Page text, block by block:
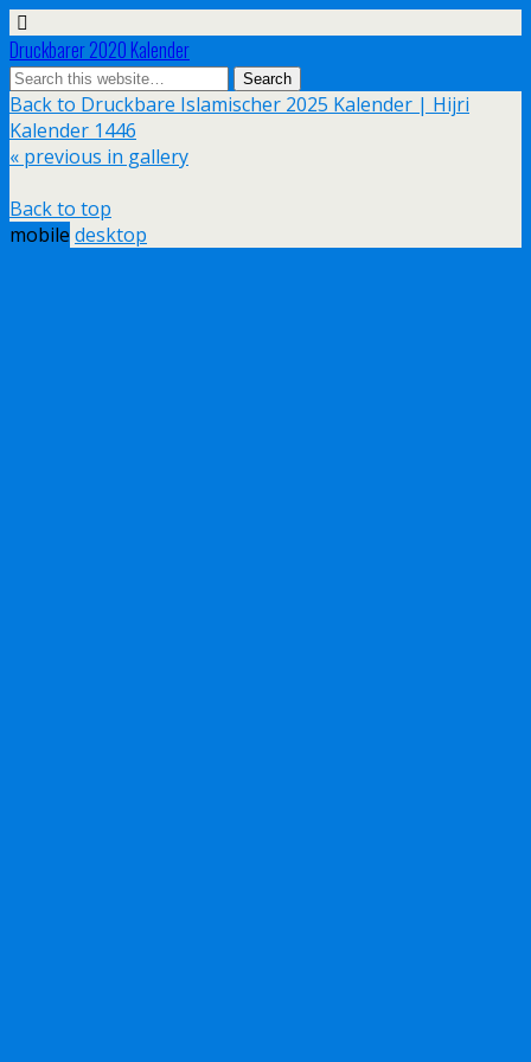
Druckbarer 2020 Kalender
Back to Druckbare Islamischer 2025 Kalender | Hijri
Kalender 1446
« previous in gallery
Back to top
mobile desktop